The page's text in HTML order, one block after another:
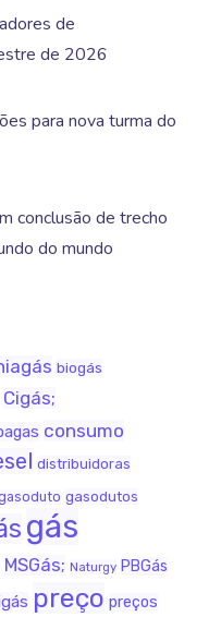
de
de 2026
para nova turma do
conclusão de trecho
do mundo
biogás
Cigás;
consumo
distribuidoras
gasodutos
gás
MSGás; Naturgy PBGás
preço preços